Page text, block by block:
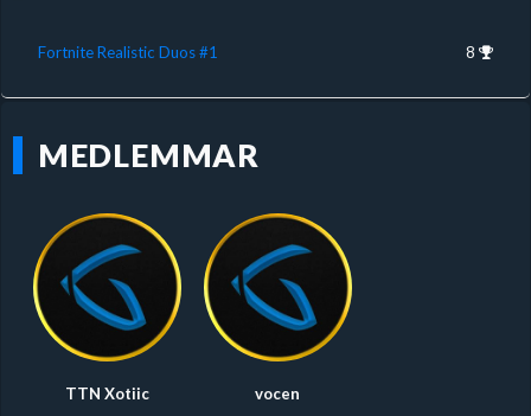
Fortnite Realistic Duos #1 8
MEDLEMMAR
TTN Xotiic vocen